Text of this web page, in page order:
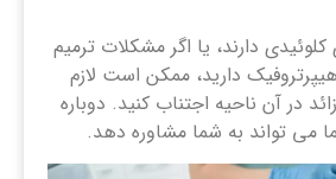
دارند، یا اگر مشکلات ترمیم
دارید، ممکن است لازم
در آن ناحیه اجتناب کنید. دوباره
تواند به شما مشاوره دهد.